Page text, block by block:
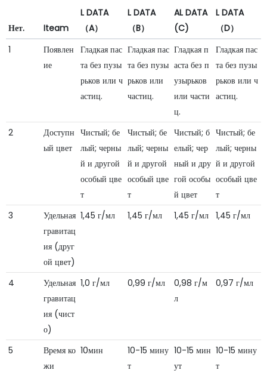
Нет. Iteam
L DATA
（A）
L DATA
（B）
AL DATA
(C)
L DATA
（D）
1
Появлен
ие
Гладкая пас
та без пузы
рьков или ч
астиц.
Гладкая пас
та без пузы
рьков или
частиц.
Гладкая п
аста без п
узырьков
или части
ц.
Гладкая пас
та без пузы
рьков или ч
астиц.
2
Доступн
ый цвет
Чистый; бе
лый; черны
й и другой
особый цве
т
Чистый; бе
лый; черны
й и другой
особый цве
т
Чистый; б
елый; чер
ный и дру
гой особы
й цвет
Чистый; бе
лый; черны
й и другой
особый цве
т
3
Удельная
гравитац
ия (друг
ой цвет)
1,45 г/мл 1,45 г/мл 1,45 г/мл 1,45 г/мл
4
Удельная
гравитац
ия (чист
о)
1,0 г/мл 0,99 г/мл
0,98 г/м
л
0,97 г/мл
5
Время ко
жи
10мин
10-15 мину
т
10-15 мин
ут
10-15 мину
т